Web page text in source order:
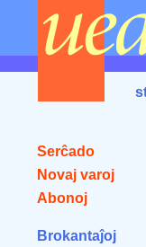
Serĉado
Novaj varoj
Abonoj
Brokantaĵoj